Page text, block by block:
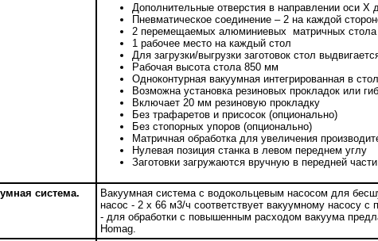
Дополнительные отверстия в направлении оси Х
Пневматическое соединение – 2 на каждой
2 перемещаемых алюминиевых матричных стола
1 рабочее место на каждый стол
Для загрузки/выгрузки заготовок стол
Рабочая высота стола 850 мм
Одноконтурная вакуумная интегрированная в
Возможна установка резиновых прокладок или
Включает 20 мм резиновую прокладку
Без трафаретов и присосок (опционально)
Без стопорных упоров (опционально)
Матричная обработка для увеличения
Нулевая позиция станка в левом переднем углу
Заготовки загружаются вручную в передней части
система.
Вакуумная система с водокольцевым насосом для
насос - 2 x 66 м3/ч соответствует вакуумному насосу с
- для обработки с повышенным расходом вакуума
Homag.